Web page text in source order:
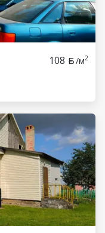
108 /м2